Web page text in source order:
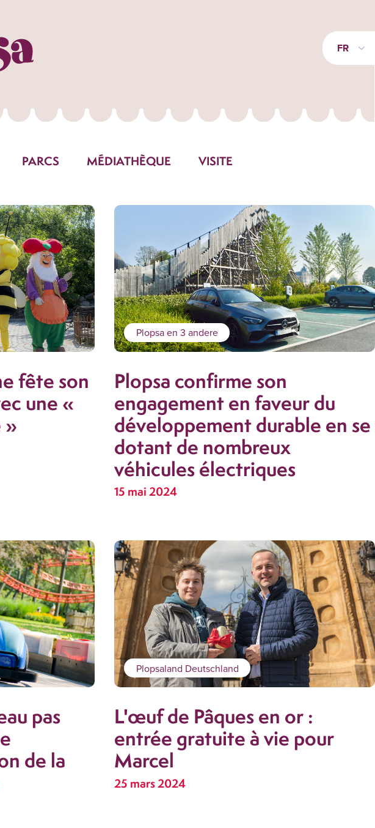
FR
PARCS MÉDIATHÈQUE VISITE
fête son
une «
»
Plopsa en 3 andere
Plopsa confirme son
engagement en faveur du
développement durable en se
dotant de nombreux
véhicules électriques
15 mai 2024
pas
de la
Plopsaland Deutschland
L'œuf de Pâques en or :
entrée gratuite à vie pour
Marcel
25 mars 2024